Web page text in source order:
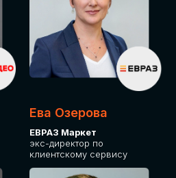
Ева Озерова
ЕВРАЗ Маркет
экс-директор по
клиентскому сервису